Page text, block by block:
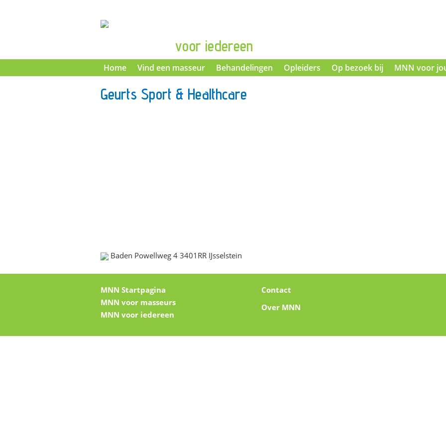
voor iedereen
Home Vind een masseur Behandelingen Opleiders Op bezoek bij MNN voor
Geurts Sport & Healthcare
Baden Powellweg 4 3401RR IJsselstein
MNN Startpagina
MNN voor masseurs
MNN voor iedereen
Contact
Over MNN